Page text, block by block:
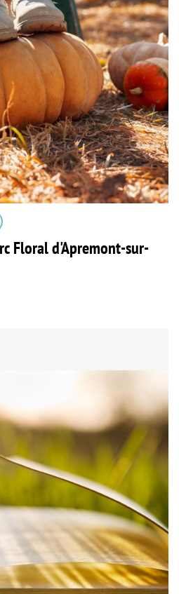
Floral d'Apremont-sur-